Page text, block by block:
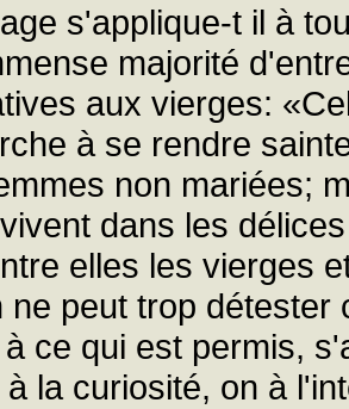
s'applique-t il à
majorité
aux vierges:
à se rendre
non mariées;
dans les
elles les vierges
ne peut trop
ce qui est permis,
la curiosité, on à